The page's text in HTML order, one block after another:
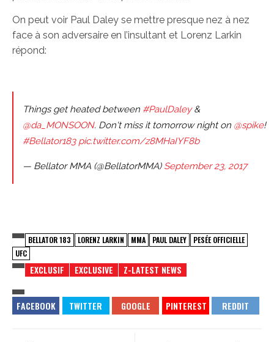
On peut voir Paul Daley se mettre presque nez à nez
face à son adversaire en l’insultant et Lorenz Larkin
répond:
Things get heated between #PaulDaley&
@da_MONSOON. Don't miss it tomorrow night on @spike!
#Bellator183 pic.twitter.com/z8MHaIYF8b
— Bellator MMA (@BellatorMMA) September 23, 2017
BELLATOR 183 LORENZ LARKIN MMA PAUL DALEY
PESÉE OFFICIELLE
UFC
EXCLUSIF EXCLUSIVE Z-LATEST NEWS